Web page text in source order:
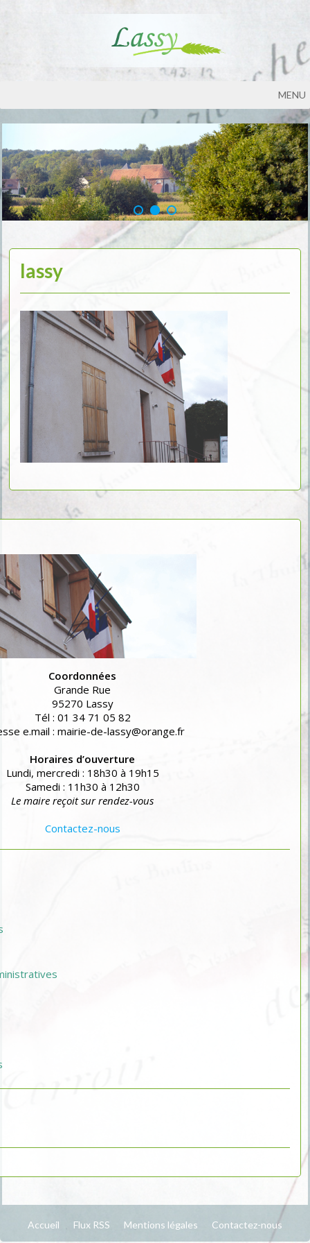
MENU
lassy
Coordonnées
Grande Rue
95270 Lassy
Tél : 01 34 71 05 82
e.mail : mairie-de-lassy@orange.fr
Horaires d’ouverture
Lundi, mercredi : 18h30 à 19h15
Samedi : 11h30 à 12h30
Le maire reçoit sur rendez-vous
Contactez-nous
Accueil Flux RSS Mentions légales Contactez-nous